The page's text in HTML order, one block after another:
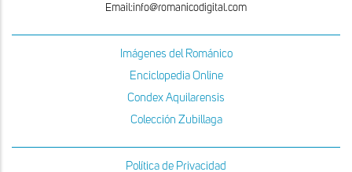
Email:info@romanicodigital.com
Imágenes del Románico
Enciclopedia Online
Condex Aquilarensis
Colección Zubillaga
Política de Privacidad